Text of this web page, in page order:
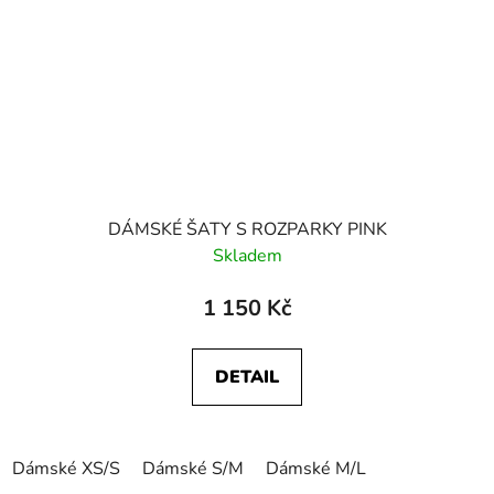
DÁMSKÉ ŠATY S ROZPARKY PINK
Skladem
1 150 Kč
DETAIL
Dámské XS/S Dámské S/M Dámské M/L